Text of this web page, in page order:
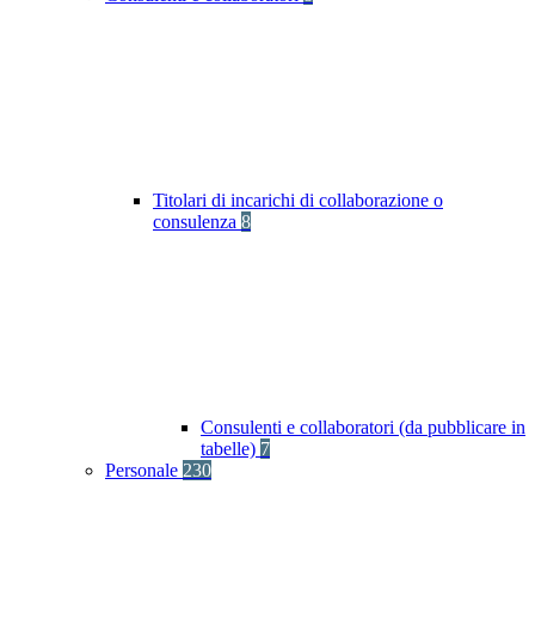
Titolari di incarichi di collaborazione o
consulenza 8
Consulenti e collaboratori (da pubblicare in
tabelle) 7
Personale 230